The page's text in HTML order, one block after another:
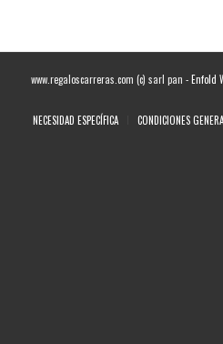
www.regaloscarreras.com (c) sarl pan -Enfold
NECESIDAD ESPECÍFICA CONDICIONES